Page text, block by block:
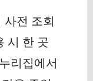
전 조회
시 한 곳
리집에서